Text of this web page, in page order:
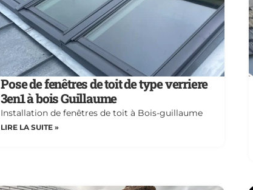
Pose de fenêtres de toit de type verriere
3en1 à bois Guillaume
Installation de fenêtres de toit à Bois-guillaume
LIRE LA SUITE »